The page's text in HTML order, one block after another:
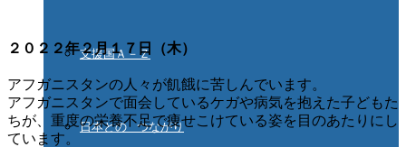
支援国Ａ－Ｚ
日本との つながり
２０２２年２月１７日（木）
アフガニスタンの人々が飢餓に苦しんでいます。
アフガニスタンで面会しているケガや病気を抱えた子どもた
ちが、重度の栄養不足で痩せこけている姿を目のあたりにし
ています。